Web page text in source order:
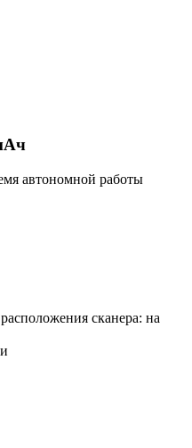
автономной работы
сканера: на